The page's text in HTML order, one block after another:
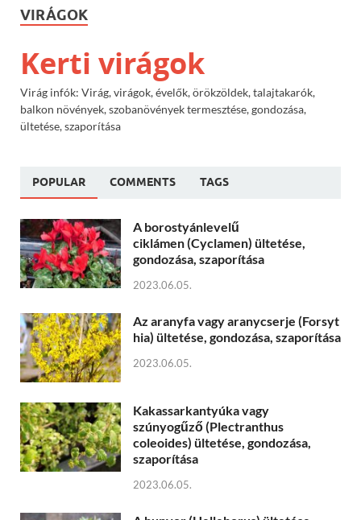
VIRÁGOK
Kerti virágok
Virág infók: Virág, virágok, évelők, örökzöldek, talajtakarók,
balkon növények, szobanövények termesztése, gondozása,
ültetése, szaporítása
POPULAR COMMENTS TAGS
A borostyánlevelű
ciklámen (Cyclamen) ültetése,
gondozása, szaporítása
2023.06.05.
Az aranyfa vagy aranycserje (Forsyt
hia) ültetése, gondozása, szaporítása
2023.06.05.
Kakassarkantyúka vagy
szúnyogűző (Plectranthus
coleoides) ültetése, gondozása,
szaporítása
2023.06.05.